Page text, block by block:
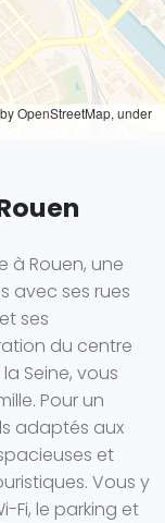
OpenStreetMap, under
à Rouen, une
avec ses rues
ses
du centre
Seine, vous
Pour un
adaptés aux
et
Vous y
Fi, le parking et